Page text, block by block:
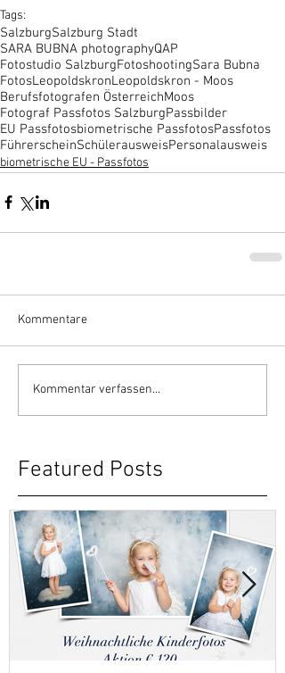
Tags:
SalzburgSalzburg Stadt
SARA BUBNA photographyQAP
Fotostudio SalzburgFotoshootingSara Bubna
FotosLeopoldskronLeopoldskron - Moos
Berufsfotografen ÖsterreichMoos
Fotograf Passfotos SalzburgPassbilder
EU Passfotosbiometrische PassfotosPassfotos
FührerscheinSchülerausweisPersonalausweis
biometrische EU - Passfotos
Kommentare
Kommentar verfassen...
Featured Posts